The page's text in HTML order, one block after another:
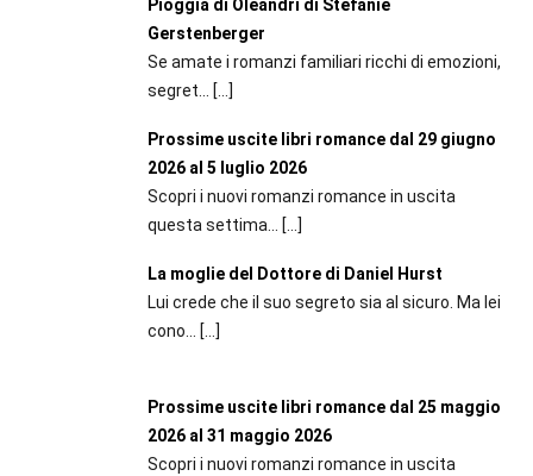
Pioggia di Oleandri di Stefanie
Gerstenberger
Se amate i romanzi familiari ricchi di emozioni,
segret... […]
Prossime uscite libri romance dal 29 giugno
2026 al 5 luglio 2026
Scopri i nuovi romanzi romance in uscita
questa settima...
[…]
La moglie del Dottore di Daniel Hurst
Lui crede che il suo segreto sia al sicuro. Ma lei
cono...
[…]
Prossime uscite libri romance dal 25 maggio
2026 al 31 maggio 2026
Scopri i nuovi romanzi romance in uscita